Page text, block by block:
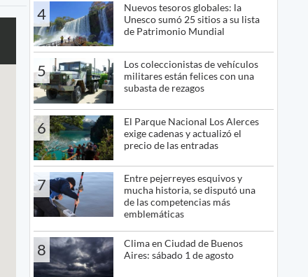
4
Nuevos tesoros globales: la
Unesco sumó 25 sitios a su lista
de Patrimonio Mundial
5
Los coleccionistas de vehículos
militares están felices con una
subasta de rezagos
6
El Parque Nacional Los Alerces
exige cadenas y actualizó el
precio de las entradas
7
Entre pejerreyes esquivos y
mucha historia, se disputó una
de las competencias más
emblemáticas
8
Clima en Ciudad de Buenos
Aires: sábado 1 de agosto